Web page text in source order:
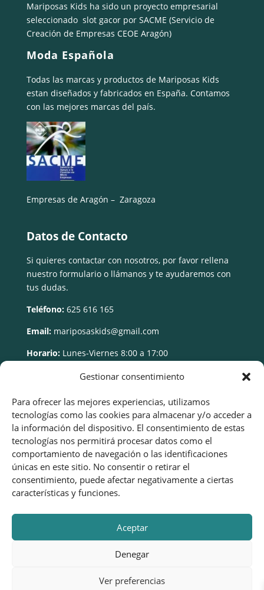
Gestionar consentimiento
Para ofrecer las mejores experiencias, utilizamos
tecnologías como las cookies para almacenar y/o acceder a
la información del dispositivo. El consentimiento de estas
tecnologías nos permitirá procesar datos como el
comportamiento de navegación o las identificaciones
únicas en este sitio. No consentir o retirar el
consentimiento, puede afectar negativamente a ciertas
características y funciones.
Aceptar
Denegar
Ver preferencias
Mariposas Kids ha sido un proyecto empresarial
seleccionado slot gacorpor SACME (Servicio de
Creación de Empresas CEOE Aragón)
Moda Española
Todas las marcas y productos de Mariposas Kids
estan diseñados y fabricados en España. Contamos
con las mejores marcas del país.
Empresas de Aragón – Zaragoza
Datos de Contacto
Si quieres contactar con nosotros, por favor rellena
nuestro formulario o llámanos y te ayudaremos con
tus dudas.
Teléfono: 625 616 165
Email: mariposaskids@gmail.com
Horario: Lunes-Viernes 8:00 a 17:00